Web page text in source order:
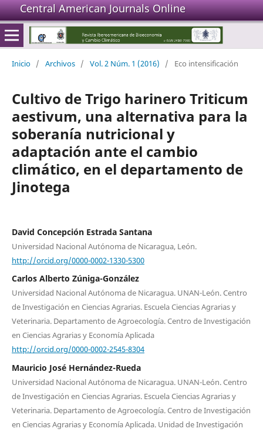
Central American Journals Online
Inicio / Archivos / Vol. 2 Núm. 1 (2016) / Eco intensificación
Cultivo de Trigo harinero Triticum
aestivum, una alternativa para la
soberanía nutricional y
adaptación ante el cambio
climático, en el departamento de
Jinotega
David Concepción Estrada Santana
Universidad Nacional Autónoma de Nicaragua, León.
http://orcid.org/0000-0002-1330-5300
Carlos Alberto Zúniga-González
Universidad Nacional Autónoma de Nicaragua. UNAN-León. Centro
de Investigación en Ciencias Agrarias. Escuela Ciencias Agrarias y
Veterinaria. Departamento de Agroecología. Centro de Investigación
en Ciencias Agrarias y Economía Aplicada
http://orcid.org/0000-0002-2545-8304
Mauricio José Hernández-Rueda
Universidad Nacional Autónoma de Nicaragua. UNAN-León. Centro
de Investigación en Ciencias Agrarias. Escuela Ciencias Agrarias y
Veterinaria. Departamento de Agroecología. Centro de Investigación
en Ciencias Agrarias y Economía Aplicada. Unidad de Investigación